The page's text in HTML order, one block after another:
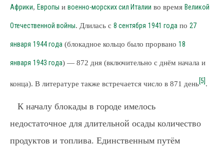
Африки, Европы и военно-морских сил Италии во время Великой
Отечественной войны. Длилась с 8 сентября 1941 года по 27
января 1944 года (блокадное кольцо было прорвано 18
января 1943 года) — 872 дня (включительно с днём начала и
конца). В литературе также встречается число в 871 день[5].
К началу блокады в городе имелось
недостаточное для длительной осады количество
продуктов и топлива. Единственным путём